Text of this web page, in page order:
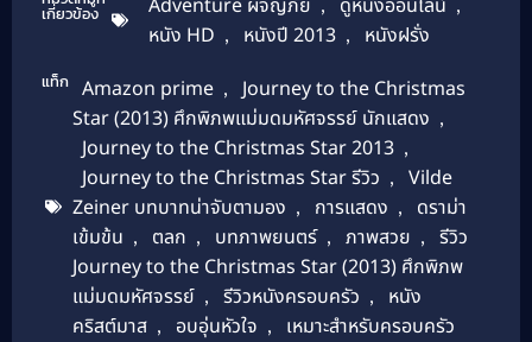
เกี่ยวข้อง Adventure ผจญภัย ดูหนังออนไลน์
หนัง HD , หนังปี 2013 , หนังฝรั่ง
แท็ก Amazon prime ,
Journey to the Christmas
Star (2013) ศึกพิภพแม่มดมหัศจรรย์ นักแสดง ,
Journey to the Christmas Star 2013 ,
Journey to the Christmas Star รีวิว ,
Vilde
Zeiner บทบาทน่าจับตามอง , การแสดง ,
ดราม่า
เข้มข้น , ตลก , บทภาพยนตร์ , ภาพสวย ,
รีวิว
Journey to the Christmas Star (2013) ศึกพิภพ
แม่มดมหัศจรรย์ , รีวิวหนังครอบครัว ,
หนัง
คริสต์มาส , อบอุ่นหัวใจ , เหมาะสำหรับครอบครัว